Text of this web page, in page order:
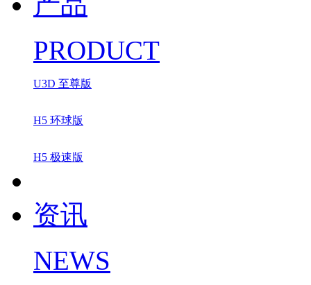
PRODUCT
U3D 至尊版
H5 环球版
H5 极速版
资讯
NEWS